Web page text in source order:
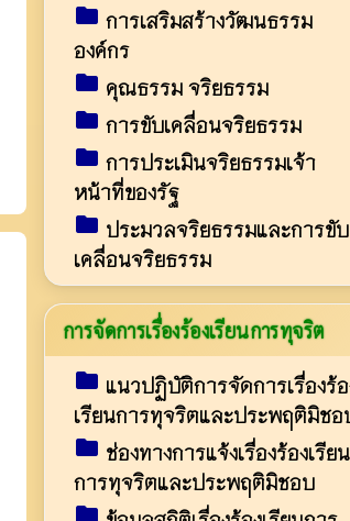
folder การเสริมสร้างวัฒนธรรม
องค์กร
folder คุณธรรม จริยธรรม
folder การขับเคลื่อนจริยธรรม
folder การประเมินจริยธรรมเจ้า
หน้าที่ของรัฐ
folder ประมวลจริยธรรมและการขับ
เคลื่อนจริยธรรม
การจัดการเรื่องร้องเรียนการทุจริต
folder แนวปฏิบัติการจัดการเรื่องร้
เรียนการทุจริตและประพฤติมิชอ
folder ช่องทางการแจ้งเรื่องร้องเรียน
การทุจริตและประพฤติมิชอบ
folder